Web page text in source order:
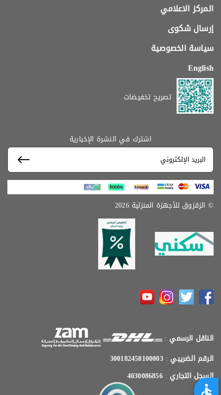
المركز الاعلامي
إرسال شكوى
سياسة الخصوصية
English
تصريح تخفيضات
اشترك في النشرة الإخبارية
© الزقزوق للأجهزة المنزلية 2026
الناقل الرسمي:
الرقم الضريبي:
300182458100003
السجل التجاري:
4030086856